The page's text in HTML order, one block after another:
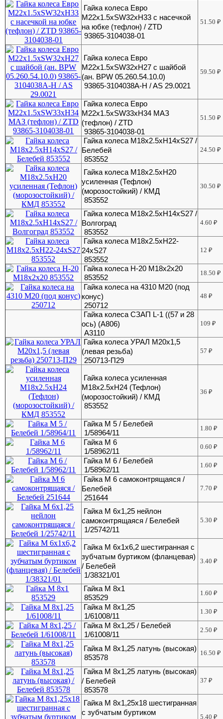
Гайка колеса Евро
М22х1.5хSW32xH33 с насечкой
на юбке (тефлон) / ZTD
93865-3104038-01
51.50₽
Гайка колеса Евро
М22х1.5хSW32хH27 с шайбой
(ан. BPW 05.260.54.10.0)
93865-3104038A-H / AS 29.0021
59.50₽
Гайка колеса Евро
М22х1.5хSW33xH34 МАЗ
(тефлон) / ZTD
93865-3104038-01
51.50₽
Гайка колеса М18х2.5хH14хS27 /
Белебей
853552
24.50₽
Гайка колеса М18х2.5хH20
усиленная (Тефлон)
(морозостойкий) / КМД
853552
30.50₽
Гайка колеса М18х2.5хН14хS27 /
Волгоград
853552
4.60₽
Гайка колеса М18х2.5хН22-
24хS27
853552
12₽
Гайка колеса Н-20 М18х2х20
853552
18.50₽
Гайка колеса на 4310 М20 (под
конус)
250712
48₽
Гайка колеса СЗАП L-1 ((57 и 28
ось) (А806)
А3110
109₽
Гайка колеса УРАЛ М20х1,5
(левая резьба)
250713-П29
57₽
Гайка колеса усиленная
М18х2.5хH24 (Тефлон)
(морозостойкий) / КМД
853552
36₽
Гайка М 5 / Белебей
1/58964/11
1.80₽
Гайка М 6
1/58962/11
0.60₽
Гайка М 6 / Белебей
1/58962/11
1.60₽
Гайка М 6 самоконтрящаяся /
Белебей
251644
7.70₽
Гайка М 6х1,25 нейлон
самоконтрящаяся / Белебей
1/25742/11
5.30₽
Гайка М 6х1х6,2 шестигранная с
зубчатым буртиком (фланцевая)
/ Белебей
1/38321/01
3.40₽
Гайка М 8х1
853529
1.60₽
Гайка М 8х1,25
1/61008/11
1.30₽
Гайка М 8х1,25 / Белебей
1/61008/11
2.50₽
Гайка М 8х1,25 латунь (высокая)
853578
16.50₽
Гайка М 8х1,25 латунь (высокая)
/ Белебей
853578
37₽
Гайка М 8х1,25х18 шестигранная
с зубчатым буртиком
5.40₽